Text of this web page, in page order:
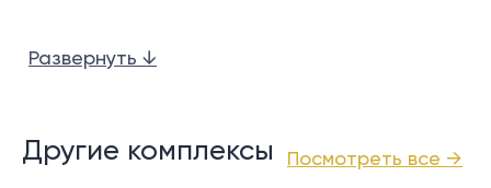
комплекса Laguna. Это идеальное место окружено
относительно спокойная атмосфера, усиленная
ресторанам и развлекательным заведениям в
окрестностях Чернгталай и рядом с комплексом
Развернуть ↓
Посмотреть все →
Другие комплексы